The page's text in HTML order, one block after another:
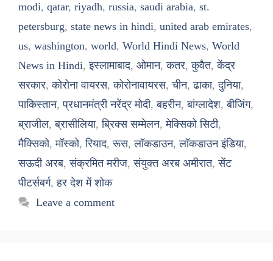
modi, qatar, riyadh, russia, saudi arabia, st.
petersburg, state news in hindi, united arab emirates,
us, washington, world, World Hindi News, World
News in Hindi,इस्लामाबाद, ओमान,कतर,कुवैत,केंद्र
सरकार,कोरोना वायरस,कोरोनावायरस,चीन,ढाका,दुनिया,
पाकिस्तान,प्रधानमंत्री नरेंद्र मोदी,बहरीन,बांग्लादेश,बीजिंग,
ब्राजील,ब्रासीलिया,ब्रिक्स सम्मेलन,मेक्सिको सिटी,
मैक्सिको,मॉस्को,रियाद,रूस,लॉकडाउन,लॉकडाउन इंडिया,
सऊदी अरब,संक्रमित मरीज,संयुक्त अरब अमीरात,सेंट
पीटर्सबर्ग,हर देश में शोक
Leave a comment